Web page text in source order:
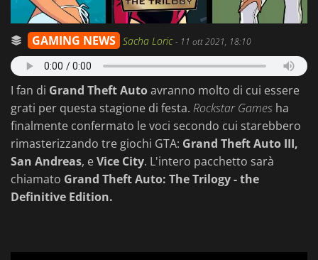
GAMING NEWS Sacha Loric- 11 ott 2021, 18:10
I fan di Grand Theft Autoavranno molto di cui essere
grati per questa stagione di festa. Rockstar Games ha
finalmente confermato le voci secondo cui starebbero
rimasterizzando tre giochi GTA: Grand Theft Auto III,
San Andreas, eVice City. L'intero pacchetto sarà
chiamato Grand Theft Auto: The Trilogy - the
Definitive Edition.